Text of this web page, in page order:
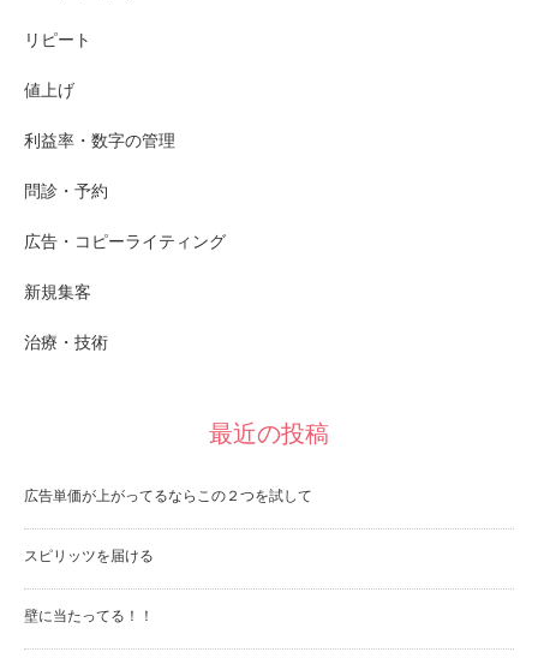
リピート
値上げ
利益率・数字の管理
問診・予約
広告・コピーライティング
新規集客
治療・技術
最近の投稿
広告単価が上がってるならこの２つを試して
スピリッツを届ける
壁に当たってる！！